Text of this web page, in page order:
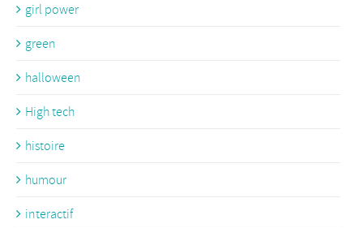
girl power
green
halloween
High tech
histoire
humour
interactif